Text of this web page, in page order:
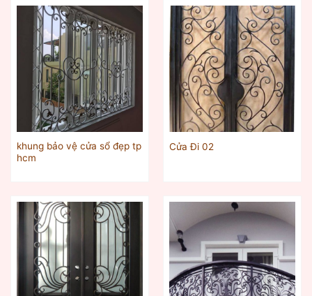
khung bảo vệ cửa sổ đẹp tp
hcm
Cửa Đi 02